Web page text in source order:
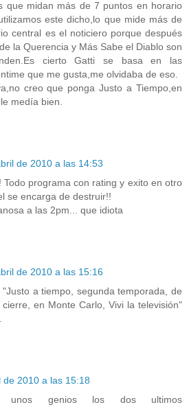
que midan más de 7 puntos en horario
este dicho,lo que mide más de
central es el noticiero porque después
la Querencia y Más Sabe el Diablo son
cierto Gatti se basa en las
que me gusta,me olvidaba de eso.
creo que ponga Justo a Tiempo,en
medía bien.
de 2010 a las 14:53
Todo programa con rating y exito en otro
se encarga de destruir!!
a las 2pm... que idiota
de 2010 a las 15:16
a tiempo, segunda temporada, de
en Monte Carlo, Vivi la televisión"
de 2010 a las 15:18
unos genios los dos ultimos